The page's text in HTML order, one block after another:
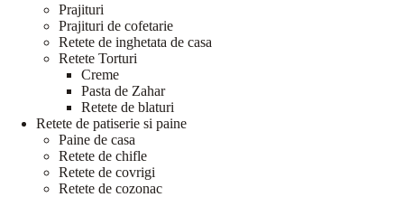
Prajituri
Prajituri de cofetarie
Retete de inghetata de casa
Retete Torturi
Creme
Pasta de Zahar
Retete de blaturi
Retete de patiserie si paine
Paine de casa
Retete de chifle
Retete de covrigi
Retete de cozonac